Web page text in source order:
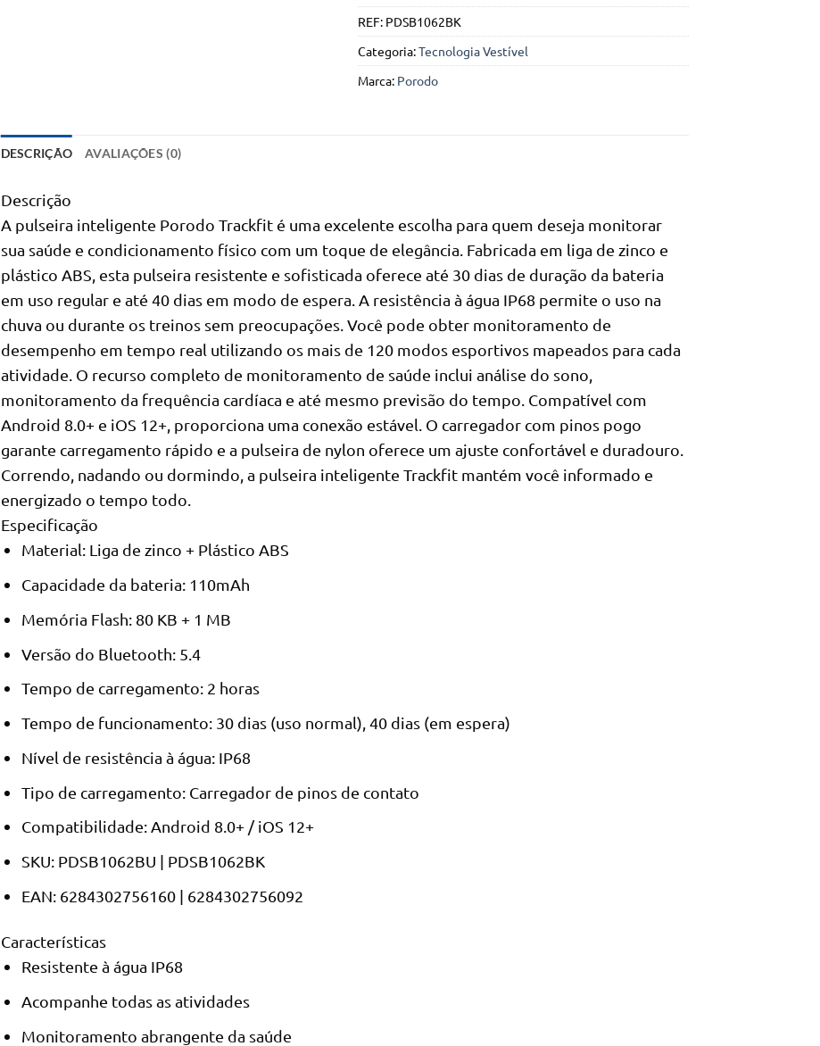
REF: PDSB1062BK
Categoria:Tecnologia Vestível
Marca: Porodo
DESCRIÇÃO AVALIAÇÕES (0)
Descrição
A pulseira inteligente Porodo Trackfit é uma excelente escolha para quem deseja monitorar
sua saúde e condicionamento físico com um toque de elegância. Fabricada em liga de zinco e
plástico ABS, esta pulseira resistente e sofisticada oferece até 30 dias de duração da bateria
em uso regular e até 40 dias em modo de espera. A resistência à água IP68 permite o uso na
chuva ou durante os treinos sem preocupações. Você pode obter monitoramento de
desempenho em tempo real utilizando os mais de 120 modos esportivos mapeados para cada
atividade. O recurso completo de monitoramento de saúde inclui análise do sono,
monitoramento da frequência cardíaca e até mesmo previsão do tempo. Compatível com
Android 8.0+ e iOS 12+, proporciona uma conexão estável. O carregador com pinos pogo
garante carregamento rápido e a pulseira de nylon oferece um ajuste confortável e duradouro.
Correndo, nadando ou dormindo, a pulseira inteligente Trackfit mantém você informado e
energizado o tempo todo.
Especificação
Material: Liga de zinco + Plástico ABS
Capacidade da bateria: 110mAh
Memória Flash: 80 KB + 1 MB
Versão do Bluetooth: 5.4
Tempo de carregamento: 2 horas
Tempo de funcionamento: 30 dias (uso normal), 40 dias (em espera)
Nível de resistência à água: IP68
Tipo de carregamento: Carregador de pinos de contato
Compatibilidade: Android 8.0+ / iOS 12+
SKU: PDSB1062BU | PDSB1062BK
EAN: 6284302756160 | 6284302756092
Características
Resistente à água IP68
Acompanhe todas as atividades
Monitoramento abrangente da saúde